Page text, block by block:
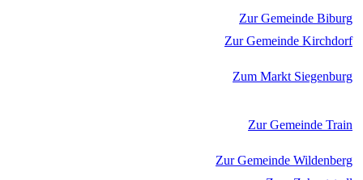
Zur Gemeinde Biburg
Zur Gemeinde Kirchdorf
Zum Markt Siegenburg
Zur Gemeinde Train
Zur Gemeinde Wildenberg